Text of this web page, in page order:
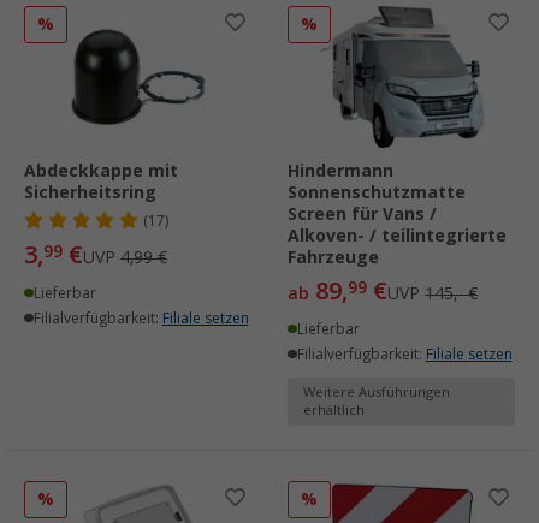
%
Abdeckkappe mit
Sicherheitsring
(17)
3,99 €UVP 4,99 €
Lieferbar
Filialverfügbarkeit: Filiale setzen
%
Hindermann
Sonnenschutzmatte
Screen für Vans /
Alkoven- / teilintegrierte
Fahrzeuge
ab 89,99 €UVP 145,- €
Lieferbar
Filialverfügbarkeit: Filiale setzen
Weitere Ausführungen
erhältlich
% %